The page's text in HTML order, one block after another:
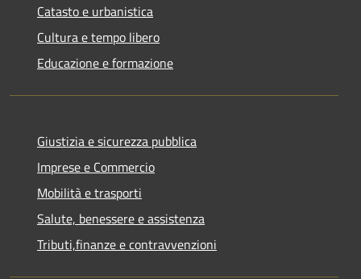
Catasto e urbanistica
Cultura e tempo libero
Educazione e formazione
Giustizia e sicurezza pubblica
Imprese e Commercio
Mobilità e trasporti
Salute, benessere e assistenza
Tributi,finanze e contravvenzioni